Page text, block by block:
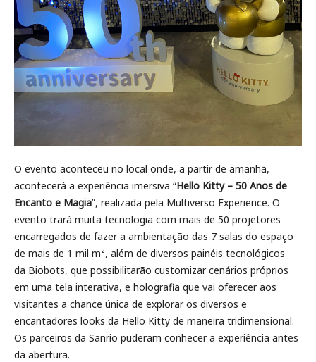
O evento aconteceu no local onde, a partir de amanhã,
acontecerá a experiência imersiva “Hello Kitty – 50 Anos de
Encanto e Magia”, realizada pela Multiverso Experience. O
evento trará muita tecnologia com mais de 50 projetores
encarregados de fazer a ambientação das 7 salas do espaço
de mais de 1 mil m², além de diversos painéis tecnológicos
da Biobots, que possibilitarão customizar cenários próprios
em uma tela interativa, e holografia que vai oferecer aos
visitantes a chance única de explorar os diversos e
encantadores looks da Hello Kitty de maneira tridimensional.
Os parceiros da Sanrio puderam conhecer a experiência antes
da abertura.